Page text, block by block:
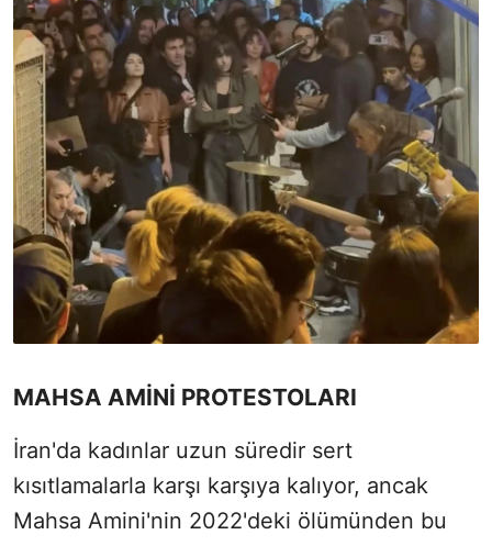
MAHSA AMİNİ PROTESTOLARI
İran'da kadınlar uzun süredir sert
kısıtlamalarla karşı karşıya kalıyor, ancak
Mahsa Amini'nin 2022'deki ölümünden bu